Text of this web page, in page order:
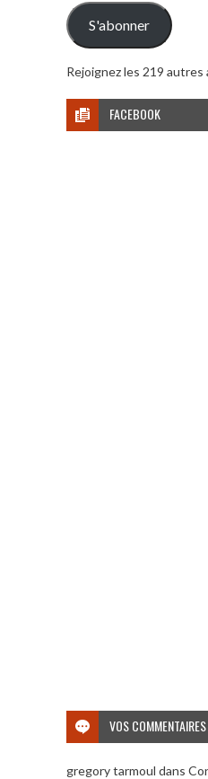
mail
S'abonner
Rejoignez les 219 autres
FACEBOOK
VOS COMMENTAIRES
gregory tarmoul dans